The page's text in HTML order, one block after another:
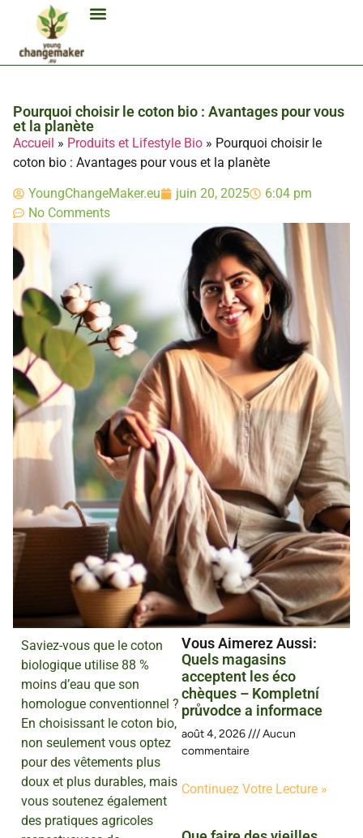
Pourquoi choisir le coton bio : Avantages pour vous
et la planète
Accueil » Produits et Lifestyle Bio » Pourquoi choisir le
coton bio : Avantages pour vous et la planète
YoungChangeMaker.eu juin 20, 2025
6:04 pm
No Comments
Saviez-vous que le coton
biologique utilise 88 %
moins d’eau que son
homologue conventionnel ?
En choisissant le coton bio,
non seulement vous optez
pour des vêtements plus
doux et plus durables, mais
vous soutenez également
des pratiques agricoles
Vous Aimerez Aussi :
Quels magasins
acceptent les éco
chèques – Kompletní
průvodce a informace
août 4, 2026
Aucun
commentaire
Continuez Votre Lecture »